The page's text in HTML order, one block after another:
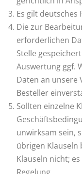
Es gilt deutsches
Die zur
erforderlichen
Stelle
Auswertung ggf.
Daten an unsere
Besteller
Sollten einzelne
unwirksam sein,
übrigen Klauseln
Klauseln nicht;